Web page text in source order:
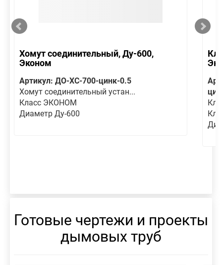
Хомут соединительный, Ду-600,
Эконом
Артикул: ДО-ХС-700-цинк-0.5
Хомут соединительный устан...
Класс ЭКОНОМ
Диаметр Ду-600
Готовые чертежи и проекты
дымовых труб